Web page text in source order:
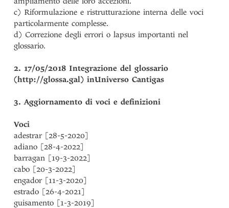
c) Riformulazione e ristrutturazione interna delle voci
particolarmente complesse.
d) Correzione degli errori o lapsus importanti nel
glossario.
2. 17/05/2018 Integrazione del glossario
(http://glossa.gal) inUniverso Cantigas
3. Aggiornamento di voci e definizioni
Voci
adestrar [28-5-2020]
adiano [28-4-2022]
barragan [19-3-2022]
cabo [20-3-2022]
engador [11-3-2020]
estrado [26-4-2021]
guisamento [1-3-2019]